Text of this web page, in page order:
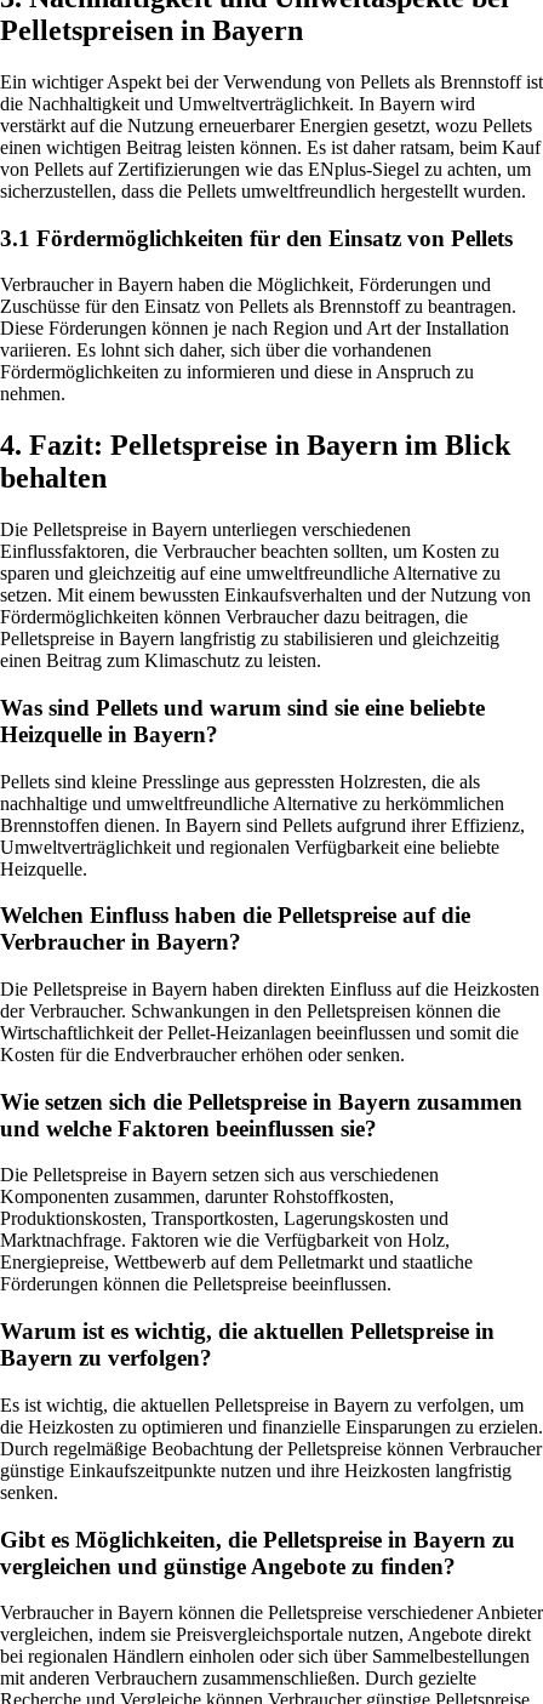
Pelletspreisen in Bayern
Ein wichtiger Aspekt bei der Verwendung von Pellets als Brennstoff ist
die Nachhaltigkeit und Umweltverträglichkeit. In Bayern wird
verstärkt auf die Nutzung erneuerbarer Energien gesetzt, wozu Pellets
einen wichtigen Beitrag leisten können. Es ist daher ratsam, beim Kauf
von Pellets auf Zertifizierungen wie das ENplus-Siegel zu achten, um
sicherzustellen, dass die Pellets umweltfreundlich hergestellt wurden.
3.1 Fördermöglichkeiten für den Einsatz von Pellets
Verbraucher in Bayern haben die Möglichkeit, Förderungen und
Zuschüsse für den Einsatz von Pellets als Brennstoff zu beantragen.
Diese Förderungen können je nach Region und Art der Installation
variieren. Es lohnt sich daher, sich über die vorhandenen
Fördermöglichkeiten zu informieren und diese in Anspruch zu
nehmen.
4. Fazit: Pelletspreise in Bayern im Blick
behalten
Die Pelletspreise in Bayern unterliegen verschiedenen
Einflussfaktoren, die Verbraucher beachten sollten, um Kosten zu
sparen und gleichzeitig auf eine umweltfreundliche Alternative zu
setzen. Mit einem bewussten Einkaufsverhalten und der Nutzung von
Fördermöglichkeiten können Verbraucher dazu beitragen, die
Pelletspreise in Bayern langfristig zu stabilisieren und gleichzeitig
einen Beitrag zum Klimaschutz zu leisten.
Was sind Pellets und warum sind sie eine beliebte
Heizquelle in Bayern?
Pellets sind kleine Presslinge aus gepressten Holzresten, die als
nachhaltige und umweltfreundliche Alternative zu herkömmlichen
Brennstoffen dienen. In Bayern sind Pellets aufgrund ihrer Effizienz,
Umweltverträglichkeit und regionalen Verfügbarkeit eine beliebte
Heizquelle.
Welchen Einfluss haben die Pelletspreise auf die
Verbraucher in Bayern?
Die Pelletspreise in Bayern haben direkten Einfluss auf die Heizkosten
der Verbraucher. Schwankungen in den Pelletspreisen können die
Wirtschaftlichkeit der Pellet-Heizanlagen beeinflussen und somit die
Kosten für die Endverbraucher erhöhen oder senken.
Wie setzen sich die Pelletspreise in Bayern zusammen
und welche Faktoren beeinflussen sie?
Die Pelletspreise in Bayern setzen sich aus verschiedenen
Komponenten zusammen, darunter Rohstoffkosten,
Produktionskosten, Transportkosten, Lagerungskosten und
Marktnachfrage. Faktoren wie die Verfügbarkeit von Holz,
Energiepreise, Wettbewerb auf dem Pelletmarkt und staatliche
Förderungen können die Pelletspreise beeinflussen.
Warum ist es wichtig, die aktuellen Pelletspreise in
Bayern zu verfolgen?
Es ist wichtig, die aktuellen Pelletspreise in Bayern zu verfolgen, um
die Heizkosten zu optimieren und finanzielle Einsparungen zu erzielen.
Durch regelmäßige Beobachtung der Pelletspreise können Verbraucher
günstige Einkaufszeitpunkte nutzen und ihre Heizkosten langfristig
senken.
Gibt es Möglichkeiten, die Pelletspreise in Bayern zu
vergleichen und günstige Angebote zu finden?
Verbraucher in Bayern können die Pelletspreise verschiedener Anbieter
vergleichen, indem sie Preisvergleichsportale nutzen, Angebote direkt
bei regionalen Händlern einholen oder sich über Sammelbestellungen
mit anderen Verbrauchern zusammenschließen. Durch gezielte